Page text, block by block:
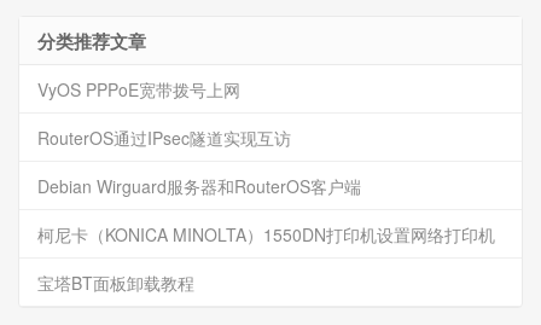
分类推荐文章
VyOS PPPoE宽带拨号上网
RouterOS通过IPsec隧道实现互访
Debian Wirguard服务器和RouterOS客户端
柯尼卡（KONICA MINOLTA）1550DN打印机设置网络打印机
宝塔BT面板卸载教程